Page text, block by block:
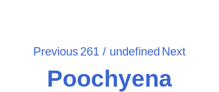
Previous 261 / undefined Next
Poochyena